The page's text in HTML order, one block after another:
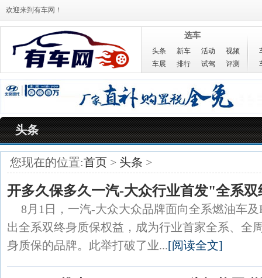
欢迎来到有车网！
选车
头条 新车 活动
视频
车展
排行 试驾 评测
头条
您现在的位置:首页 > 头条 >
开多久保多久一汽-大众行业首发"全系
8月1日，一汽-大众大众品牌面向全系燃油车
出全系双终身质保权益，成为行业首家全系、全
身质保的品牌。此举打破了业...[阅读全文]